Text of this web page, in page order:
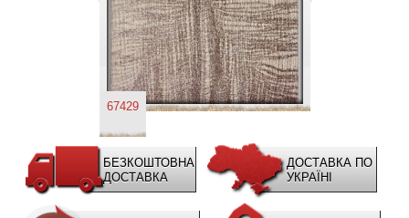
67429
БЕЗКОШТОВНА
ДОСТАВКА
ДОСТАВКА ПО
УКРАЇНІ